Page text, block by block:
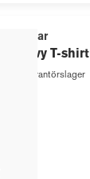
Texstar
Heavy T-shirt
Leverantörslager